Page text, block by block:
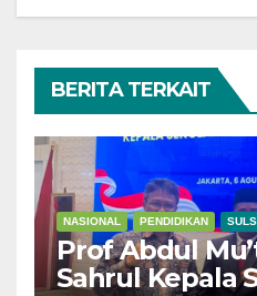
BERITA TERKAIT
NASIONAL PENDIDIKAN
Prof Abdul
Sahrul Kepala